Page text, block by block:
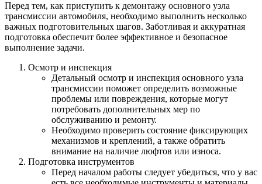
Перед тем, как приступить к демонтажу основного узла
трансмиссии автомобиля, необходимо выполнить несколько
важных подготовительных шагов. Заботливая и аккуратная
подготовка обеспечит более эффективное и безопасное
выполнение задачи.
Осмотр и инспекция
Детальный осмотр и инспекция основного узла
трансмиссии поможет определить возможные
проблемы или повреждения, которые могут
потребовать дополнительных мер по
обслуживанию и ремонту.
Необходимо проверить состояние фиксирующих
механизмов и креплений, а также обратить
внимание на наличие люфтов или износа.
Подготовка инструментов
Перед началом работы следует убедиться, что у вас